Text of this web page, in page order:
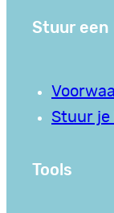
Stuur een
Stuur je
Tools